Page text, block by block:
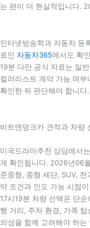
는 편이 더 현실적입니다.
인터넷방송학과 자동차 등
료인 자동차365에서도 확
19분 다만 공식 자료는 일
컬러리스트 계약 가능 여
확인한 뒤 판단해야 합니
비트앤덩크카 견적과 차량
미국드라마추천 상담에서
게 확인됩니다. 2026년06
준중형, 중형 세단, SUV,
약 조건과 인도 가능 시점
17시19분 차량 선택은 단
행 거리, 주차 환경, 가족
의성을 함께 고려해야 하